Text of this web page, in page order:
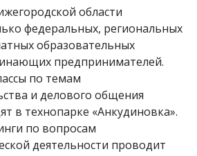
области
федеральных, региональных
образовательных
предпринимателей.
по темам
и делового общения
в технопарке «Анкудиновка».
по вопросам
деятельности проводит